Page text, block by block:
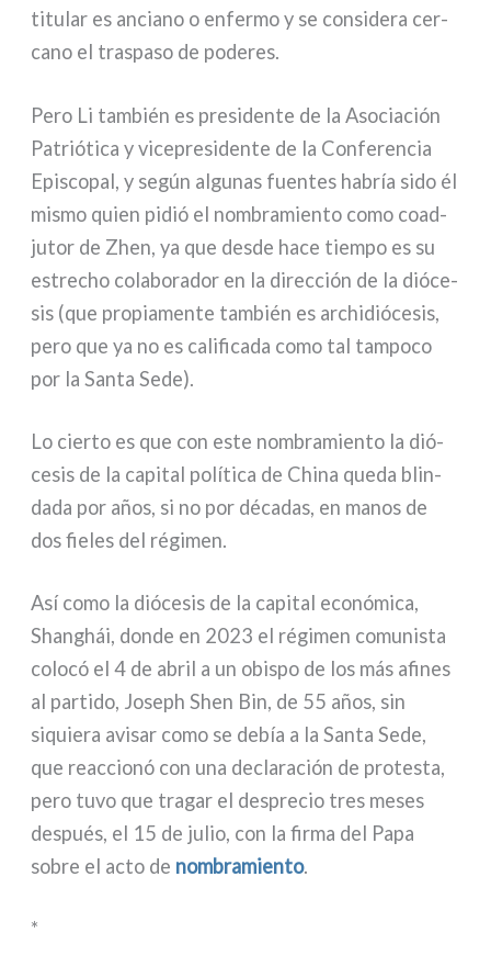
titu­lar es ancia­no o enfer­mo y se con­si­de­ra cer­
ca­no el tra­spa­so de pode­res.
Pero Li tam­bién es pre­si­den­te de la Asociación
Patriótica y vice­pre­si­den­te de la Conferencia
Episcopal, y según algu­nas fuen­tes habría sido él
mismo quien pidió el nom­bra­mien­to como coa­d­
ju­tor de Zhen, ya que desde hace tiem­po es su
estre­cho cola­bo­ra­dor en la direc­ción de la dió­ce­
sis (que pro­pia­men­te tam­bién es archi­dió­ce­sis,
pero que ya no es cali­fi­ca­da como tal tam­po­co
por la Santa Sede).
Lo cier­to es que con este nom­bra­mien­to la dió­
ce­sis de la capi­tal polí­ti­ca de China que­da blin­
da­da por años, si no por déca­das, en manos de
dos fie­les del régi­men.
Así como la dió­ce­sis de la capi­tal eco­nó­mi­ca,
Shanghái, don­de en 2023 el régi­men comu­ni­sta
colo­có el 4 de abril a un obi­spo de los más afi­nes
al par­ti­do, Joseph Shen Bin, de 55 años, sin
siquie­ra avi­sar como se debía a la Santa Sede,
que reac­cio­nó con una decla­ra­ción de pro­te­sta,
pero tuvo que tra­gar el despre­cio tres meses
después, el 15 de julio, con la fir­ma del Papa
sobre el acto de nom­bra­mien­to.
*